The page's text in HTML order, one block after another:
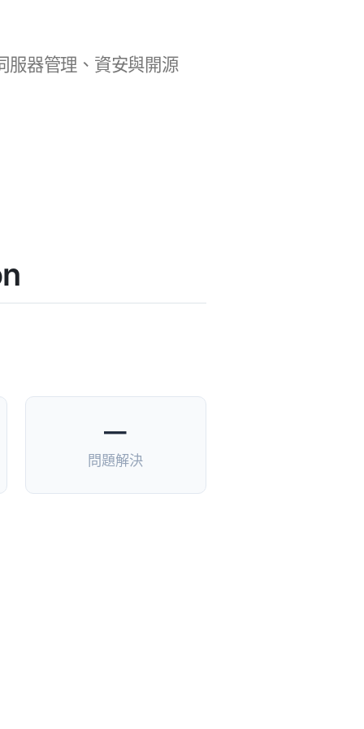
器管理、資安與開源
—
問題解決